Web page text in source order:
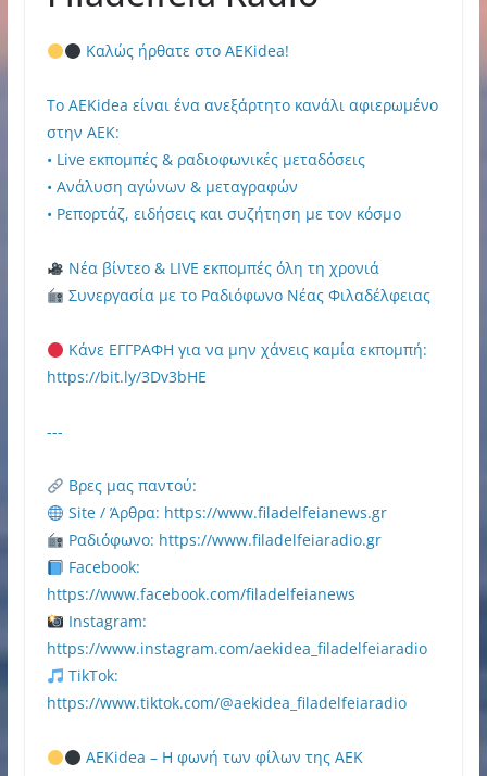
Καλώς ήρθατε στο AEKidea!
Το AEKidea είναι ένα ανεξάρτητο κανάλι αφιερωμένο
στην ΑΕΚ:
• Live εκπομπές & ραδιοφωνικές μεταδόσεις
• Ανάλυση αγώνων & μεταγραφών
• Ρεπορτάζ, ειδήσεις και συζήτηση με τον κόσμο
Νέα βίντεο & LIVE εκπομπές όλη τη χρονιά
Συνεργασία με το Ραδιόφωνο Νέας Φιλαδέλφειας
Κάνε ΕΓΓΡΑΦΗ για να μην χάνεις καμία εκπομπή:
https://bit.ly/3Dv3bHE
---
Βρες μας παντού:
Site / Άρθρα: https://www.filadelfeianews.gr
Ραδιόφωνο: https://www.filadelfeiaradio.gr
Facebook:
https://www.facebook.com/filadelfeianews
Instagram:
https://www.instagram.com/aekidea_filadelfeiaradio
TikTok:
https://www.tiktok.com/@aekidea_filadelfeiaradio
AEKidea – Η φωνή των φίλων της ΑΕΚ